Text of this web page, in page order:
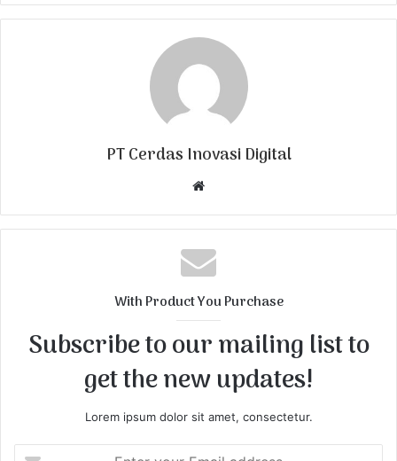
PT Cerdas Inovasi Digital
b
s
i
With Product You Purchase
Subscribe to our mailing list to
get the new updates!
Lorem ipsum dolor sit amet, consectetur.